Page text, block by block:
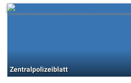
Zentralpolizeiblatt